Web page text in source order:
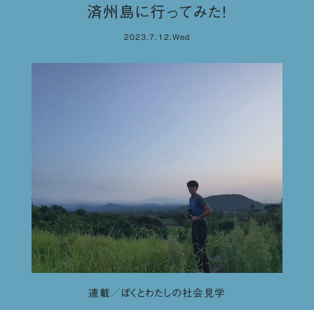
済州島に行ってみた！
2023.7.12.Wed
連載／ぼくとわたしの社会見学